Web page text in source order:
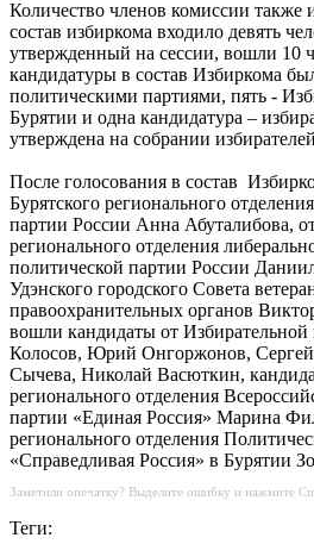
Количество членов комиссии также
состав избиркома входило девять
утвержденный на сессии, вошли 10
кандидатуры в состав Избиркома
политическими партиями, пять -
Бурятии и одна кандидатура –
утверждена на собрании
После голосования в состав
Бурятского регионального
партии России Анна Абуталибова,
регионального отделения
политической партии России
Удэнского городского Совета
правоохранительных органов
вошли кандидаты от
Колосов, Юрий Онгоржонов,
Сычева, Николай Васюткин,
регионального отделения
партии «Единая Россия» Марина
регионального отделения
«Справедливая Россия» в Бурятии
Заметили опечатку? Выделите ошибку и нажмите
Теги: